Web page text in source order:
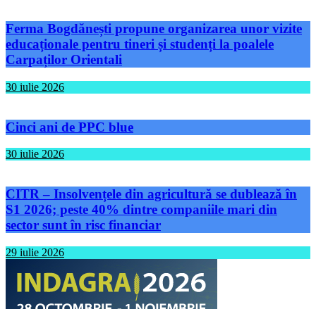
Ferma Bogdănești propune organizarea unor vizite
educaționale pentru tineri și studenți la poalele
Carpaților Orientali
30 iulie 2026
Cinci ani de PPC blue
30 iulie 2026
CITR – Insolvențele din agricultură se dublează în
S1 2026; peste 40% dintre companiile mari din
sector sunt în risc financiar
29 iulie 2026